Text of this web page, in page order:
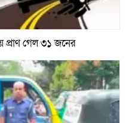
প্রাণ গেল ৩১ জনের